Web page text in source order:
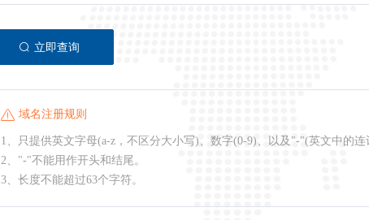
立即查询
域名注册规则
1、只提供英文字母(a-z，不区分大小写)、数字(0-9)、以及"-"(英文中的
2、"-"不能用作开头和结尾。
3、长度不能超过63个字符。